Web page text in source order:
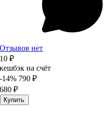
Отзывов нет
10 ₽
кешбэк на счёт
-14% 790 ₽
680 ₽
Купить